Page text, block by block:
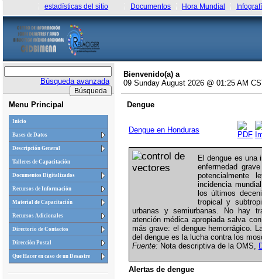
estadísticas del sitio Documentos Hora Mundial
Búsqueda avanzada
Menu Principal
Inicio
Bases de Datos
Descripción General
Talleres de Capacitación
Documentos Digitalizados
Recursos de Información
Material de Capacitación
Recursos Adicionales
Directorio de Contactos
Dirección Postal
Que Hacer en caso de un Desastre
Bienvenido(a) a
09 Sunday August 2026 @ 01:25 AM
Dengue
Dengue en Honduras
El dengue es una
enfermedad
potencialmente
incidencia
los últimos
tropical y
urbanas y semiurbanas. No hay
atención médica apropiada salva
más grave: el dengue hemorrágico.
del dengue es la lucha contra los
Fuente: Nota descriptiva de la OMS,
Alertas de dengue